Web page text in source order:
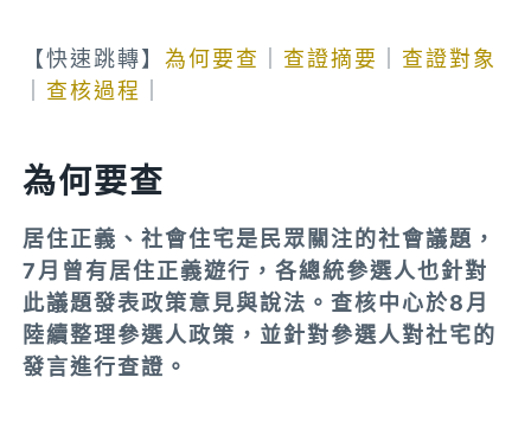
【快速跳轉】為何要查 查證摘要
查證對象
查核過程
為何要查
居住正義、社會住宅是民眾關注的社會議題，
7月曾有居住正義遊行，各總統參選人也針對
此議題發表政策意見與說法。查核中心於8月
陸續整理參選人政策，並針對參選人對社宅的
發言進行查證。